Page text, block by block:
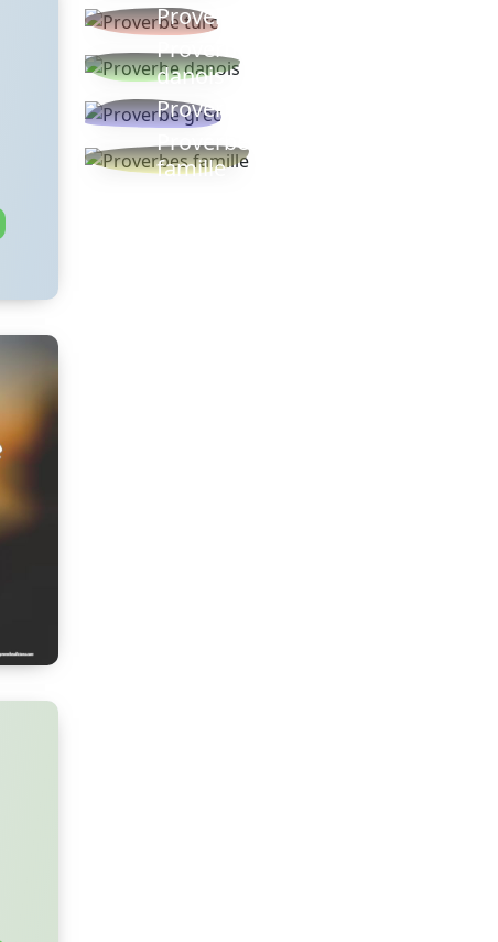
Proverbe turc
Proverbe
danois
Proverbe grec
Proverbes
famille